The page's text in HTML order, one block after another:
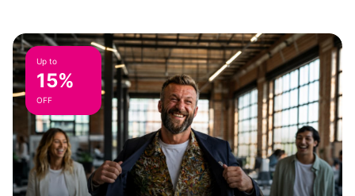
Up to
15%
OFF